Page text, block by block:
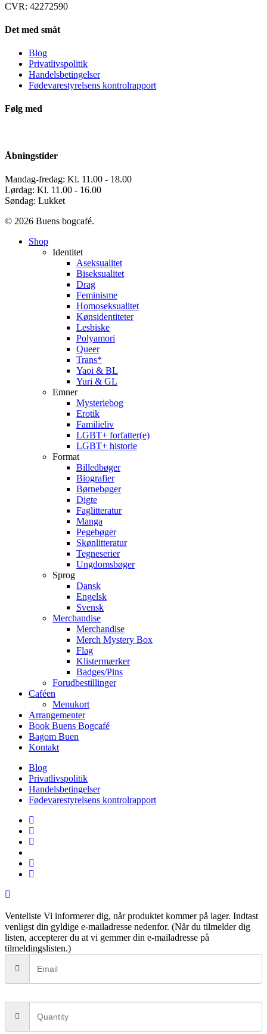
CVR: 42272590
Det med småt
Blog
Privatlivspolitik
Handelsbetingelser
Fødevarestyrelsens kontrolrapport
Følg med
Åbningstider
Mandag-fredag: Kl. 11.00 - 18.00
Lørdag: Kl. 11.00 - 16.00
Søndag: Lukket
© 2026 Buens bogcafé.
Close
Shop
Identitet
Aseksualitet
Biseksualitet
Drag
Feminisme
Homoseksualitet
Kønsidentiteter
Lesbiske
Polyamori
Queer
Trans*
Yaoi & BL
Yuri & GL
Emner
Mysteriebog
Erotik
Familieliv
LGBT+ forfatter(e)
LGBT+ historie
Format
Billedbøger
Biografier
Børnebøger
Digte
Faglitteratur
Manga
Pegebøger
Skønlitteratur
Tegneserier
Ungdomsbøger
Sprog
Dansk
Engelsk
Svensk
Merchandise
Merchandise
Merch Mystery Box
Flag
Klistermærker
Badges/Pins
Forudbestillinger
Caféen
Menukort
Arrangementer
Book Buens Bogcafé
Bagom Buen
Kontakt
Blog
Privatlivspolitik
Handelsbetingelser
Fødevarestyrelsens kontrolrapport
facebook
linkedin
instagram
phone
email
Venteliste Vi informerer dig, når produktet kommer på lager. Indtast
venligst din gyldige e-mailadresse nedenfor. (Når du tilmelder dig
listen, accepterer du at vi gemmer din e-mailadresse på
tilmeldingslisten.)